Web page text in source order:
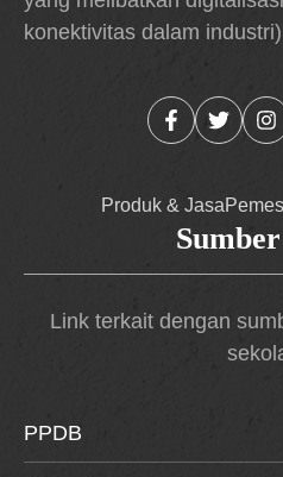
konektivitas dalam
Produk & Jasa
Link terkait dengan
PPDB